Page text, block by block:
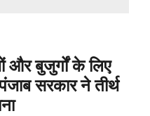
बुजुर्गों के लिए
सरकार ने तीर्थ